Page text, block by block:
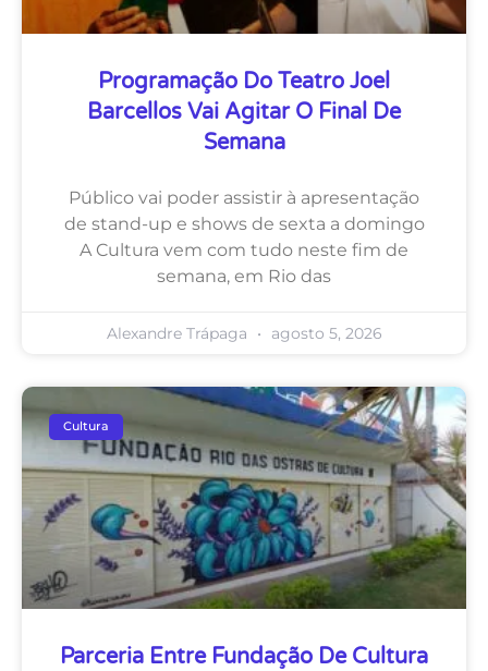
Programação Do Teatro Joel
Barcellos Vai Agitar O Final De
Semana
Público vai poder assistir à apresentação
de stand-up e shows de sexta a domingo
A Cultura vem com tudo neste fim de
semana, em Rio das
Alexandre Trápaga agosto 5, 2026
Cultura
Parceria Entre Fundação De Cultura